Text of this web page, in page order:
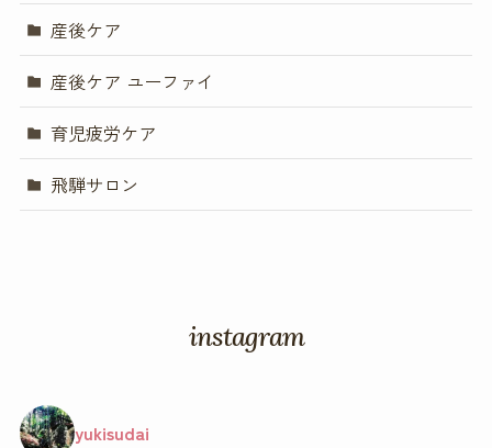
産後ケア
産後ケア ユーファイ
育児疲労ケア
飛騨サロン
instagram
yukisudai